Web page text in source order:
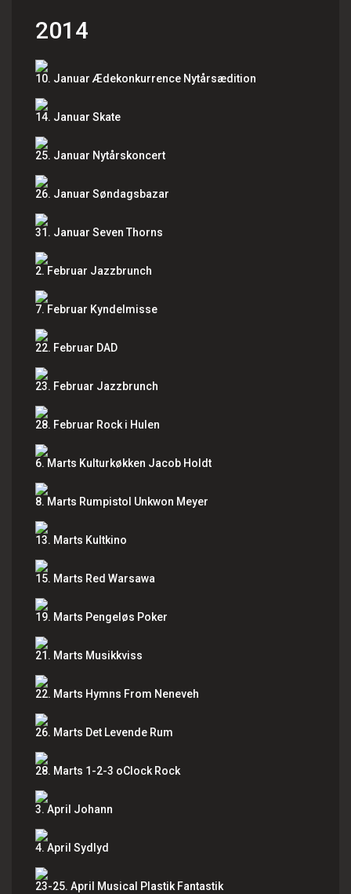
2014
10. Januar Ædekonkurrence Nytårsædition
14. Januar Skate
25. Januar Nytårskoncert
26. Januar Søndagsbazar
31. Januar Seven Thorns
2. Februar Jazzbrunch
7. Februar Kyndelmisse
22. Februar DAD
23. Februar Jazzbrunch
28. Februar Rock i Hulen
6. Marts Kulturkøkken Jacob Holdt
8. Marts Rumpistol Unkwon Meyer
13. Marts Kultkino
15. Marts Red Warsawa
19. Marts Pengeløs Poker
21. Marts Musikkviss
22. Marts Hymns From Neneveh
26. Marts Det Levende Rum
28. Marts 1-2-3 oClock Rock
3. April Johann
4. April Sydlyd
23-25. April Musical Plastik Fantastik